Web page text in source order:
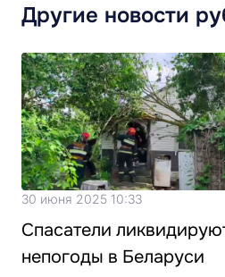
Другие новости
30 июня 2025 10:33
Спасатели
непогоды в Беларуси